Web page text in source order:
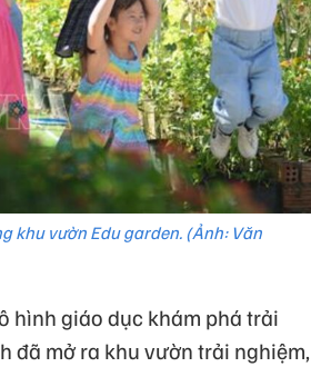
khu vườn Edu garden. (Ảnh: Văn
hình giáo dục khám phá trải
đã mở ra khu vườn trải nghiệm,